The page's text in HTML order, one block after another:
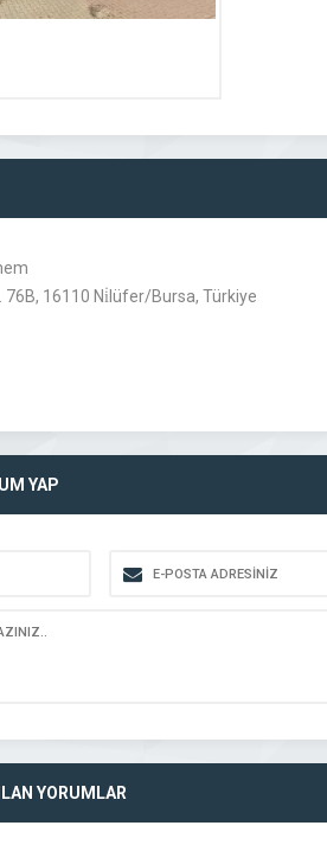
76B, 16110 Ni̇lüfer/Bursa, Türkiye
YAP
YORUMLAR